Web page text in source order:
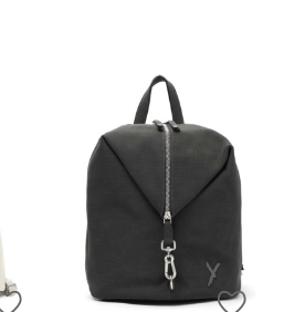
ZUR WUNSCHLISTE HINZUFÜGEN
ZUR